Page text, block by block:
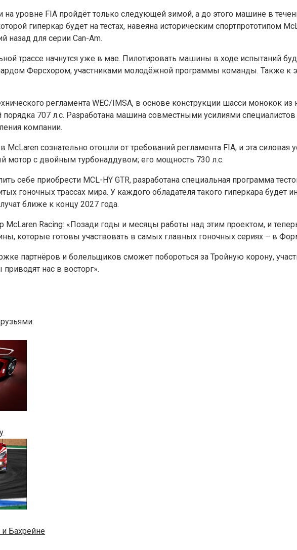
на уровне FIA пройдёт только следующей зимой, а до этого машине в
гиперкар будет на тестах, навеяна историческим спортпрототипом
назад для серии Can-Am.
трассе начнутся уже в мае. Пилотировать машины в ходе испытаний
Ферсхором, участниками молодёжной программы команды. Также к
регламента WEC/IMSA, в основе конструкции шасси монокок
707 л.с. Разработана машина совместными усилиями специалистов
компании.
McLaren сознательно отошли от требований регламента FIA, и эта силовая
мотор c двойным турбонаддувом; его мощность 730 л.с.
себе приобрести MCL-HY GTR, разработана специальная программа
гоночных трассах мира. У каждого обладателя такого гиперкара
ближе к концу 2027 года.
McLaren Racing: «Позади годы и месяцы работы над этим проектом, и
которые готовы участвовать в самых главных гоночных сериях – в
партнёров и болельщиков сможет побороться за Тройную корону,
нас в восторг».
Бахрейне